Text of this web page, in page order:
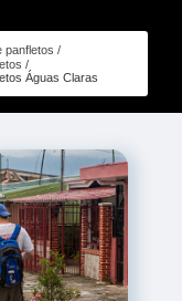
panfletos
Águas Claras